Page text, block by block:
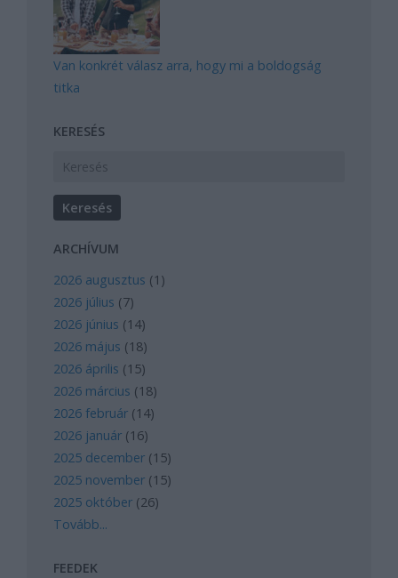
Van konkrét válasz arra, hogy mi a boldogság
titka
KERESÉS
ARCHÍVUM
2026 augusztus (1 )
2026 július (7)
2026 június (14)
2026 május (18)
2026 április (15)
2026 március (18)
2026 február (14)
2026 január (16)
2025 december (15)
2025 november (15)
2025 október (26)
Tovább...
FEEDEK